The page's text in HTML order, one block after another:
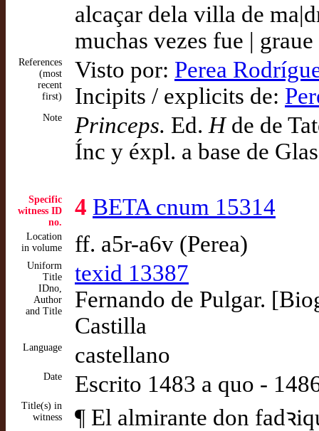
alcaçar dela villa de
muchas vezes fue |
References
(most
recent
first)
Visto por: Perea
Incipits / explicits de:
Note Princeps. Ed. Hde de
Ínc y éxpl. a base de
Specific
witness ID
no.
4 BETA cnum 15314
Location
in volume
ff. a5r-a6v (Perea)
Uniform
Title
IDno,
Author
and Title
texid 13387
Fernando de Pulgar.
Castilla
Language castellano
Date Escrito 1483 a quo -
Title(s) in
witness
¶ El almirante don